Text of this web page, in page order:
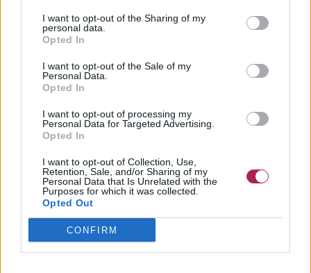
I want to opt-out of the Sharing of my
personal data.
Opted In
I want to opt-out of the Sale of my
Personal Data.
Opted In
I want to opt-out of processing my
Personal Data for Targeted Advertising.
Opted In
I want to opt-out of Collection, Use,
Retention, Sale, and/or Sharing of my
Personal Data that Is Unrelated with the
Purposes for which it was collected.
Opted Out
CONFIRM